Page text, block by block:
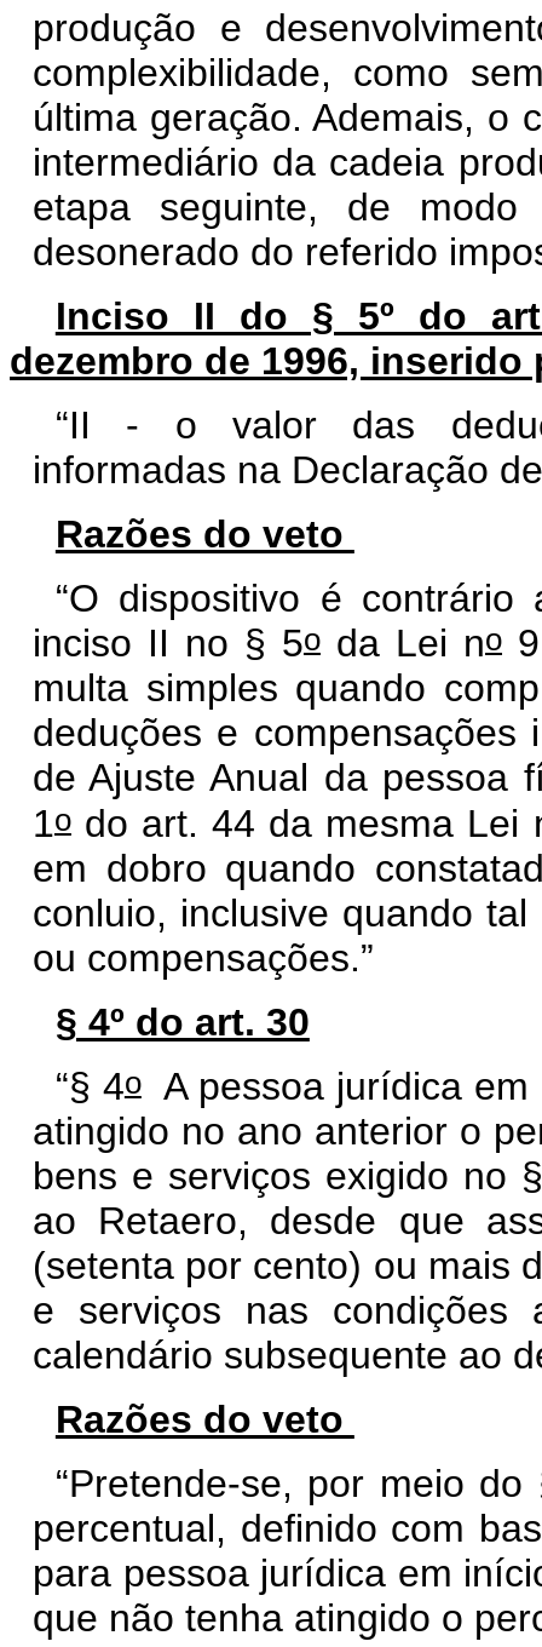
produção e
complexibilidade, como
última geração. Ademais, o
intermediário da cadeia
etapa seguinte, de
desonerado do referido
Inciso II do § 5º do
dezembro de 1996, inserido
“II - o valor das
informadas na Declaração
Razões do veto
“O dispositivo é
inciso II no § 5oda Lei no
multa simples quando
deduções e compensações
de Ajuste Anual da pessoa
1odo art. 44 da mesma Lei
em dobro quando
conluio, inclusive quando
ou compensações.”
§ 4º do art. 30
“§ 4oA pessoa jurídica em
atingido no ano anterior o
bens e serviços exigido no
ao Retaero, desde que
(setenta por cento) ou mais
e serviços nas condições
calendário subsequente ao
Razões do veto
“Pretende-se, por meio do
percentual, definido com
para pessoa jurídica em
que não tenha atingido o